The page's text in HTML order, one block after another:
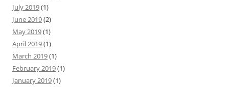
July 2019(1)
June 2019(2)
May 2019(1)
April 2019(1)
March 2019(1)
February 2019(1)
January 2019(1)